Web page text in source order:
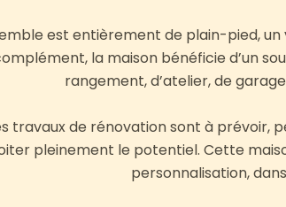
est entièrement de plain-pied,
la maison bénéficie d’un
rangement, d’atelier, de
travaux de rénovation sont à prévoir,
pleinement le potentiel. Cette
personnalisation,